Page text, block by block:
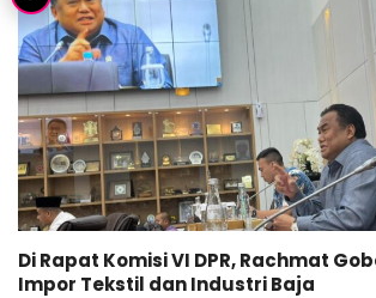
Di Rapat Komisi VI DPR, Rachmat
Impor Tekstil dan Industri Baja